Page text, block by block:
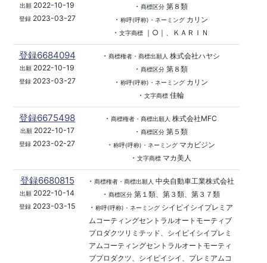
出願 2022-10-19
登録2023-03-27
・ 商標区分第８類
・ 称呼(呼称)・ネーミングカリン
・ 文字商標 ｜○｜、ＫＡＲＩＮ
登録6684094
出願 2022-10-19
登録2023-03-27
・ 商標権者・商標出願人 株式会社ハヤシ
・ 商標区分第８類
・ 称呼(呼称)・ネーミングカリン
・ 文字商標佳輪
登録6675498
出願2022-10-17
登録 2023-02-27
・ 商標権者・商標出願人 株式会社MFC
・ 商標区分第５類
・ 称呼(呼称)・ネーミングマカビジン
・ 文字商標マカ美人
登録6680815
出願 2022-10-14
登録 2023-03-15
・ 商標権者・商標出願人 中央自動車工業株式会社
・ 商標区分第１類、第３類、第３７類
・ 称呼(呼称)・ネーミングシイピイシイプレミア
ムコーティングセントラルオートモーティブ
プロダクツリミテッド、シイピイシイプレミ
アムコーティングセントラルオートモーティ
ブプロダクツ、シイピイシイ、プレミアムコ